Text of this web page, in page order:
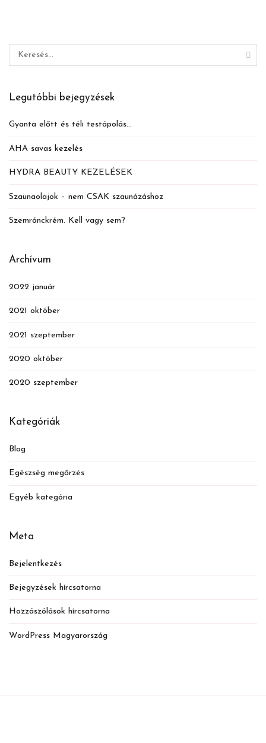
Keresés:
Legutóbbi bejegyzések
Gyanta előtt és téli testápolás…
AHA savas kezelés
HYDRA BEAUTY KEZELÉSEK
Szaunaolajok – nem CSAK szaunázáshoz
Szemránckrém. Kell vagy sem?
Archívum
2022 január
2021 október
2021 szeptember
2020 október
2020 szeptember
Kategóriák
Blog
Egészség megőrzés
Egyéb kategória
Meta
Bejelentkezés
Bejegyzések hírcsatorna
Hozzászólások hírcsatorna
WordPress Magyarország